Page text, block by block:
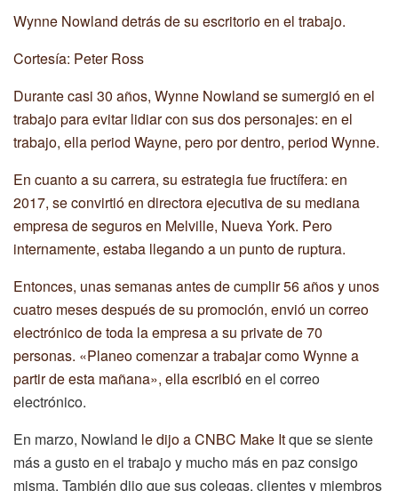
Wynne Nowland detrás de su escritorio en el trabajo.
Cortesía: Peter Ross
Durante casi 30 años, Wynne Nowland se sumergió en el
trabajo para evitar lidiar con sus dos personajes: en el
trabajo, ella period Wayne, pero por dentro, period Wynne.
En cuanto a su carrera, su estrategia fue fructífera: en
2017, se convirtió en directora ejecutiva de su mediana
empresa de seguros en Melville, Nueva York. Pero
internamente, estaba llegando a un punto de ruptura.
Entonces, unas semanas antes de cumplir 56 años y unos
cuatro meses después de su promoción, envió un correo
electrónico de toda la empresa a su private de 70
personas. «Planeo comenzar a trabajar como Wynne a
partir de esta mañana», ella escribióen el correo
electrónico.
En marzo, Nowland le dijo a CNBC Make Itque se siente
más a gusto en el trabajo y mucho más en paz consigo
misma. También dijo que sus colegas, clientes y miembros